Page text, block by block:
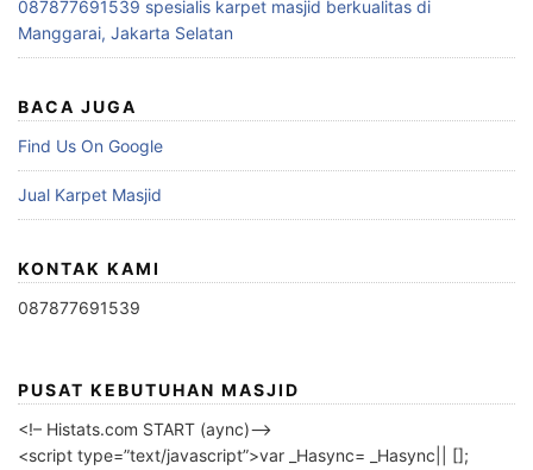
087877691539 spesialis karpet masjid berkualitas di
Manggarai, Jakarta Selatan
BACA JUGA
Find Us On Google
Jual Karpet Masjid
KONTAK KAMI
087877691539
PUSAT KEBUTUHAN MASJID
<!– Histats.com START (aync)–>
<script type=”text/javascript”>var _Hasync= _Hasync|| [];